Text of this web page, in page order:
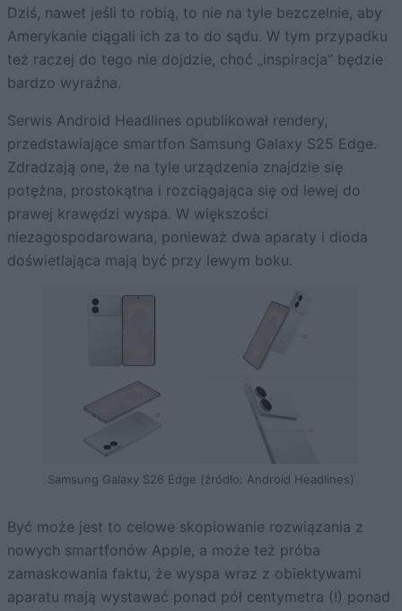
Dziś, nawet jeśli to robią, to nie na tyle bezczelnie, aby
Amerykanie ciągali ich za to do sądu. W tym przypadku
też raczej do tego nie dojdzie, choć „inspiracja” będzie
bardzo wyraźna.
Serwis Android Headlines opublikował rendery,
przedstawiające smartfon Samsung Galaxy S25 Edge.
Zdradzają one, że na tyle urządzenia znajdzie się
potężna, prostokątna i rozciągająca się od lewej do
prawej krawędzi wyspa. W większości
niezagospodarowana, ponieważ dwa aparaty i dioda
doświetlająca mają być przy lewym boku.
Samsung Galaxy S26 Edge (źródło: Android Headlines)
Być może jest to celowe skopiowanie rozwiązania z
nowych smartfonów Apple, a może też próba
zamaskowania faktu, że wyspa wraz z obiektywami
aparatu mają wystawać ponad pół centymetra (!) ponad